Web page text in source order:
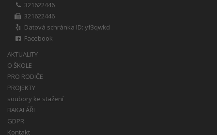
321622446
321622446
Datová schránka ID: yf3qwkd
Facebook
AKTUALITY
O ŠKOLE
PRO RODIČE
PROJEKTY
soubory ke stažení
BAKALÁŘI
GDPR
Kontakt